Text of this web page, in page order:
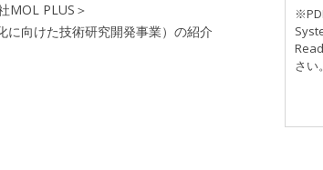
MOL PLUS＞
向けた技術研究開発事業）の紹介
さい。